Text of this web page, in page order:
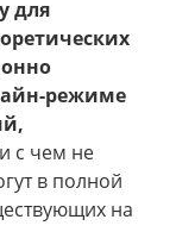
для
режиме
с чем не
в полной
на